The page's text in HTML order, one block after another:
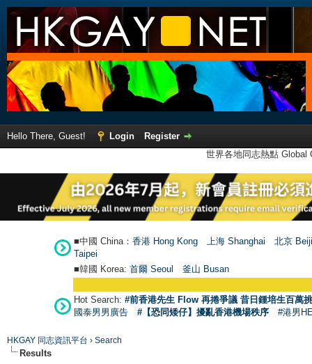
Hello There, Guest! Login
Register
世界各地同志熱點
■中國 China： 香港 Hong Kong 上海 Shanghai
北京
Taipei
■韓國 Korea: 首爾 Seoul 釜山 Busan
Hot Search: #前香港先生 Flow 再捲爭議 昔日鍾培生百萬
國泰男男廣告
#【恐同矮仔】擾亂香港機場秩序 #港男
HKGAY 同志資訊平台 › Search
Results